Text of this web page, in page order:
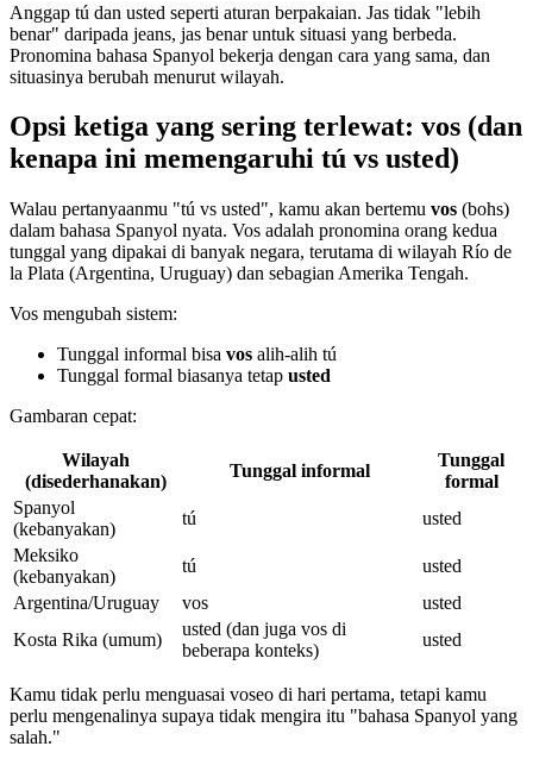
Anggap tú dan usted seperti aturan berpakaian. Jas tidak "lebih
benar" daripada jeans, jas benar untuk situasi yang berbeda.
Pronomina bahasa Spanyol bekerja dengan cara yang sama, dan
situasinya berubah menurut wilayah.
Opsi ketiga yang sering terlewat: vos (dan
kenapa ini memengaruhi tú vs usted)
Walau pertanyaanmu "tú vs usted", kamu akan bertemu vos (bohs)
dalam bahasa Spanyol nyata. Vos adalah pronomina orang kedua
tunggal yang dipakai di banyak negara, terutama di wilayah Río de
la Plata (Argentina, Uruguay) dan sebagian Amerika Tengah.
Vos mengubah sistem:
Tunggal informal bisa vos alih-alih tú
Tunggal formal biasanya tetap usted
Gambaran cepat:
Wilayah
(disederhanakan)
Tunggal informal
Tunggal
formal
Spanyol
(kebanyakan)
tú
usted
Meksiko
(kebanyakan)
tú
usted
Argentina/Uruguay
vos
usted
Kosta Rika (umum)
usted (dan juga vos di
beberapa konteks)
usted
Kamu tidak perlu menguasai voseo di hari pertama, tetapi kamu
perlu mengenalinya supaya tidak mengira itu "bahasa Spanyol yang
salah."